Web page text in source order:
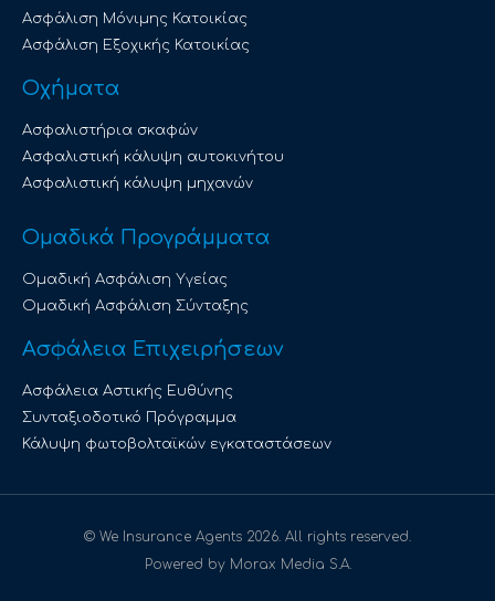
Ασφάλιση Μόνιμης Κατοικίας
Ασφάλιση Εξοχικής Κατοικίας
Οχήματα
Ασφαλιστήρια σκαφών
Ασφαλιστική κάλυψη αυτοκινήτου
Ασφαλιστική κάλυψη μηχανών
Ομαδικά Προγράμματα
Ομαδική Ασφάλιση Υγείας
Ομαδική Ασφάλιση Σύνταξης
Ασφάλεια Επιχειρήσεων
Ασφάλεια Αστικής Ευθύνης
Συνταξιοδοτικό Πρόγραμμα
Κάλυψη φωτοβολταϊκών εγκαταστάσεων
© We Insurance Agents 2026. All rights reserved.
Powered by Morax Media S.A.